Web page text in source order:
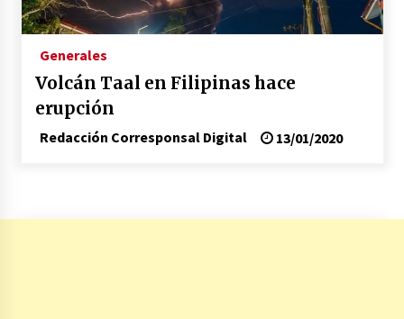
Generales
Volcán Taal en Filipinas hace
erupción
Redacción Corresponsal Digital 13/01/2020